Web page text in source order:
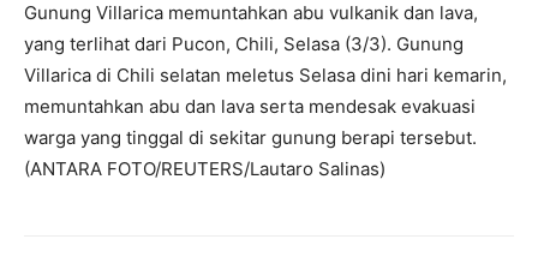
Gunung Villarica memuntahkan abu vulkanik dan lava,
yang terlihat dari Pucon, Chili, Selasa (3/3). Gunung
Villarica di Chili selatan meletus Selasa dini hari kemarin,
memuntahkan abu dan lava serta mendesak evakuasi
warga yang tinggal di sekitar gunung berapi tersebut.
(ANTARA FOTO/REUTERS/Lautaro Salinas)